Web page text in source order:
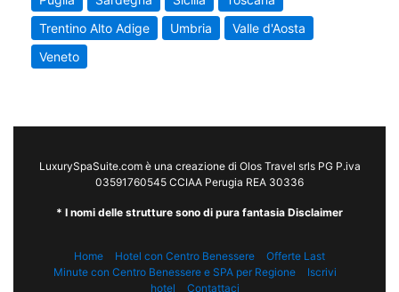
Trentino Alto Adige
Umbria
Valle d'Aosta
Veneto
LuxurySpaSuite.com è una creazione di Olos Travel srls PG P.iva
03591760545 CCIAA Perugia REA 30336
* I nomi delle strutture sono di pura fantasia Disclaimer
Home Hotel con Centro Benessere
Offerte Last
Minute con Centro Benessere e SPA per Regione
Iscrivi
hotel
Contattaci